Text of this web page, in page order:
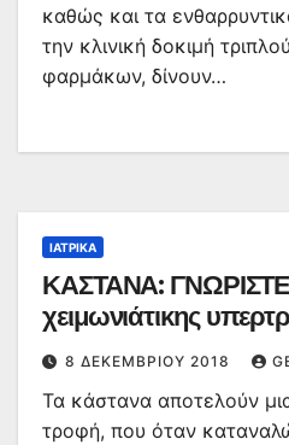
καθώς και τα
την κλινική δοκιμή
φαρμάκων, δίνουν…
ΙΑΤΡΙΚΆ
ΚΑΣΤΑΝΑ:
χειμωνιάτικης
8 ΔΕΚΕΜΒΡΊΟΥ 2018
Τα κάστανα αποτελούν μια
τροφή, που όταν